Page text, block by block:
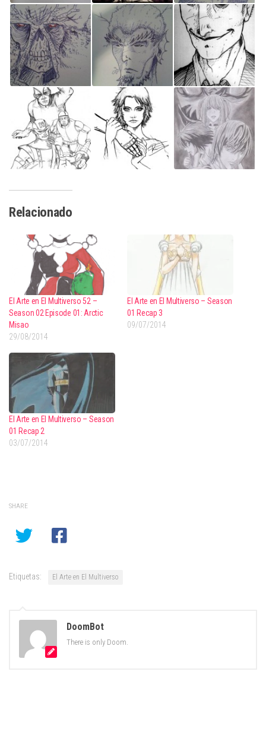
Relacionado
El Arte en El Multiverso 52 –
Season 02 Episode 01: Arctic
Misao
29/08/2014
El Arte en El Multiverso – Season
01 Recap 3
09/07/2014
El Arte en El Multiverso – Season
01 Recap 2
03/07/2014
SHARE
Etiquetas: El Arte en El Multiverso
DoomBot
There is only Doom.